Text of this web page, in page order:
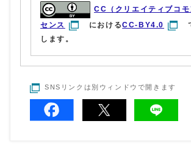
CC（クリエイティブコモ
センス
におけるCC-BY4.0
します。
SNSリンクは別ウィンドウで開きます